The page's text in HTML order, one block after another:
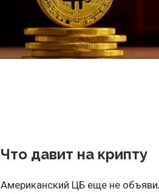
Что давит на крипту
Американский ЦБ еще не